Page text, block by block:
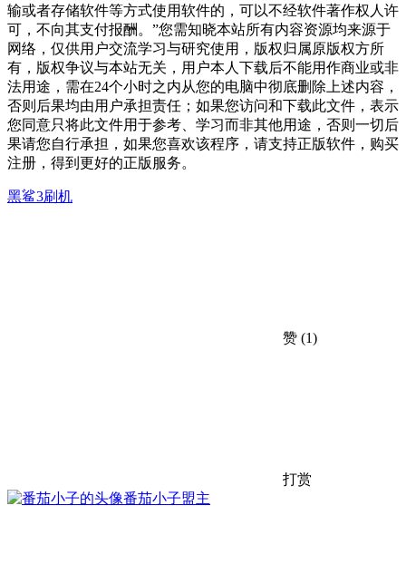
输或者存储软件等方式使用软件的，可以不经软件著作权人许
可，不向其支付报酬。”您需知晓本站所有内容资源均来源于
网络，仅供用户交流学习与研究使用，版权归属原版权方所
有，版权争议与本站无关，用户本人下载后不能用作商业或非
法用途，需在24个小时之内从您的电脑中彻底删除上述内容，
否则后果均由用户承担责任；如果您访问和下载此文件，表示
您同意只将此文件用于参考、学习而非其他用途，否则一切后
果请您自行承担，如果您喜欢该程序，请支持正版软件，购买
注册，得到更好的正版服务。
黑鲨3刷机
赞 (1)
打赏
番茄小子盟主